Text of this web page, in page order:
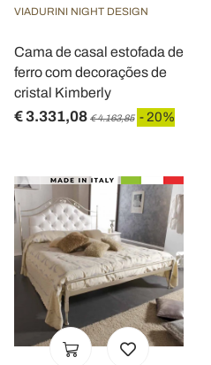
VIADURINI NIGHT DESIGN
Cama de casal estofada de
ferro com decorações de
cristal Kimberly
€ 3.331,08 € 4.163,85 - 20%